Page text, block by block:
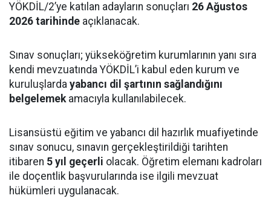
YÖKDİL/2’ye katılan adayların sonuçları 26 Ağustos
2026 tarihinde açıklanacak.
Sınav sonuçları; yükseköğretim kurumlarının yanı sıra
kendi mevzuatında YÖKDİL’i kabul eden kurum ve
kuruluşlarda yabancı dil şartının sağlandığını
belgelemekamacıyla kullanılabilecek.
Lisansüstü eğitim ve yabancı dil hazırlık muafiyetinde
sınav sonucu, sınavın gerçekleştirildiği tarihten
itibaren 5 yıl geçerli olacak. Öğretim elemanı kadroları
ile doçentlik başvurularında ise ilgili mevzuat
hükümleri uygulanacak.